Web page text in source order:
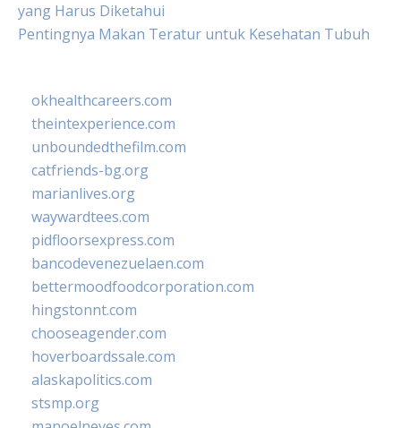
yang Harus Diketahui
Pentingnya Makan Teratur untuk Kesehatan Tubuh
okhealthcareers.com
theintexperience.com
unboundedthefilm.com
catfriends-bg.org
marianlives.org
waywardtees.com
pidfloorsexpress.com
bancodevenezuelaen.com
bettermoodfoodcorporation.com
hingstonnt.com
chooseagender.com
hoverboardssale.com
alaskapolitics.com
stsmp.org